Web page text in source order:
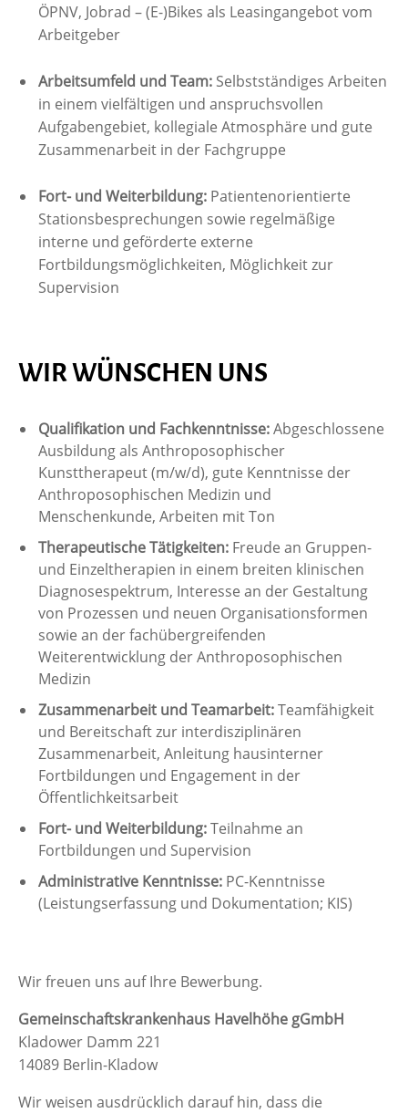
ÖPNV, Jobrad – (E-)Bikes als Leasingangebot vom
Arbeitgeber
Arbeitsumfeld und Team: Selbstständiges Arbeiten
in einem vielfältigen und anspruchsvollen
Aufgabengebiet, kollegiale Atmosphäre und gute
Zusammenarbeit in der Fachgruppe
Fort- und Weiterbildung: Patientenorientierte
Stationsbesprechungen sowie regelmäßige
interne und geförderte externe
Fortbildungsmöglichkeiten, Möglichkeit zur
Supervision
WIR WÜNSCHEN UNS
Qualifikation und Fachkenntnisse:Abgeschlossene
Ausbildung als Anthroposophischer
Kunsttherapeut (m/w/d), gute Kenntnisse der
Anthroposophischen Medizin und
Menschenkunde, Arbeiten mit Ton
Therapeutische Tätigkeiten: Freude an Gruppen-
und Einzeltherapien in einem breiten klinischen
Diagnosespektrum, Interesse an der Gestaltung
von Prozessen und neuen Organisationsformen
sowie an der fachübergreifenden
Weiterentwicklung der Anthroposophischen
Medizin
Zusammenarbeit und Teamarbeit:Teamfähigkeit
und Bereitschaft zur interdisziplinären
Zusammenarbeit, Anleitung hausinterner
Fortbildungen und Engagement in der
Öffentlichkeitsarbeit
Fort- und Weiterbildung:Teilnahme an
Fortbildungen und Supervision
Administrative Kenntnisse: PC-Kenntnisse
(Leistungserfassung und Dokumentation; KIS)
Wir freuen uns auf Ihre Bewerbung.
Gemeinschaftskrankenhaus Havelhöhe gGmbH
Kladower Damm 221
14089 Berlin-Kladow
Wir weisen ausdrücklich darauf hin, dass die